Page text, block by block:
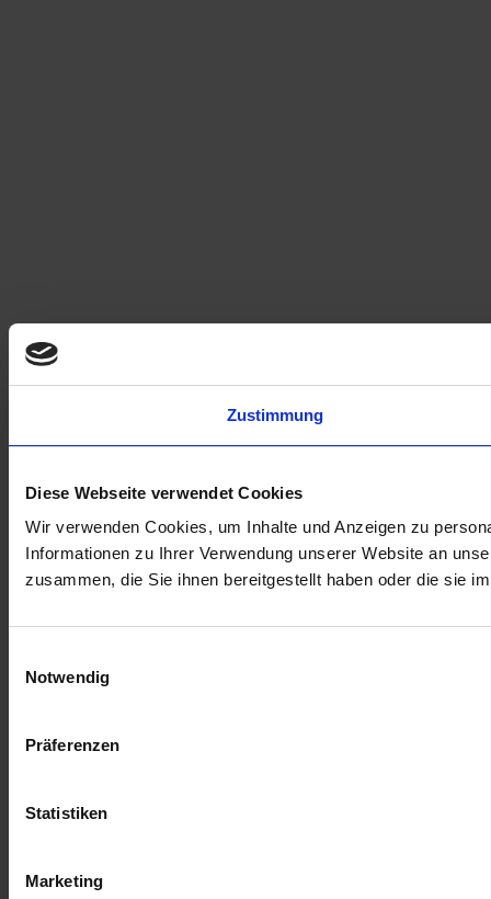
Zustimmung
Diese Webseite verwendet Cookies
Wir verwenden Cookies, um Inhalte und Anzeigen zu
Informationen zu Ihrer Verwendung unserer Website an
zusammen, die Sie ihnen bereitgestellt haben oder die sie
Notwendig
Präferenzen
Statistiken
Marketing